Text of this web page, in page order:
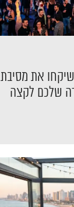
שיקחו את מסיבת
שלכם לקצה